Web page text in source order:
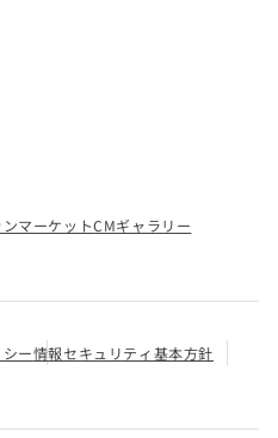
マーケットCMギャラリー
ー情報セキュリティ基本方針